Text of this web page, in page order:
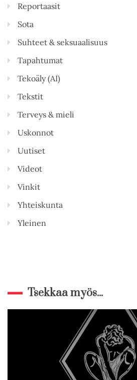
Reportaasit
Sota
Suhteet & seksuaalisuus
Tapahtumat
Tekoäly (AI)
Tekstit
Terveys & mieli
Uskonnot
Uutiset
Videot
Vinkit
Yhteiskunta
Yleinen
Tsekkaa myös...